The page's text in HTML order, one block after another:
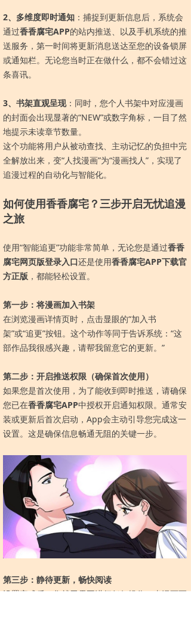
2、多维度即时通知 ：捕捉到更新信息后，系统会
通过香香腐宅APP的站内推送、以及手机系统的推
送服务，第一时间将更新消息送达至您的设备锁屏
或通知栏。无论您当时正在做什么，都不会错过这
条喜讯。
3、书架直观呈现：同时，您个人书架中对应漫画
的封面会出现显著的“NEW”或数字角标，一目了然
地提示未读章节数量。
这个功能将用户从被动查找、主动记忆的负担中完
全解放出来，变“人找漫画”为“漫画找人”，实现了
追漫过程的自动化与智能化。
如何使用香香腐宅？三步开启无忧追漫
之旅
使用“智能追更”功能非常简单，无论您是通过香香
腐宅网页版登录入口还是使用香香腐宅APP下载官
方正版 ，都能轻松设置。
第一步：将漫画加入书架
在浏览漫画详情页时，点击显眼的“加入书
架”或“追更”按钮。这个动作等同于告诉系统：“这
部作品我很感兴趣，请帮我留意它的更新。”
第二步：开启推送权限（确保首次使用）
如果您是首次使用，为了能收到即时推送，请确保
您已在香香腐宅APP中授权开启通知权限。通常安
装或更新后首次启动，App会主动引导您完成这一
设置。这是确保信息畅通无阻的关键一步。
第三步：静待更新，畅快阅读
设置完成后，您就无需再进行任何操作。当漫画更